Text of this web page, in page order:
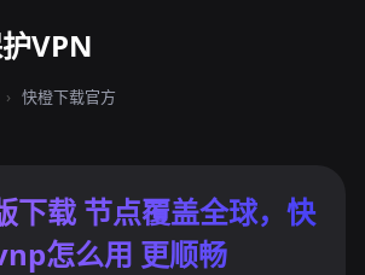
VPN
› 快橙下载官方
下载 节点覆盖全球，快
怎么用 更顺畅